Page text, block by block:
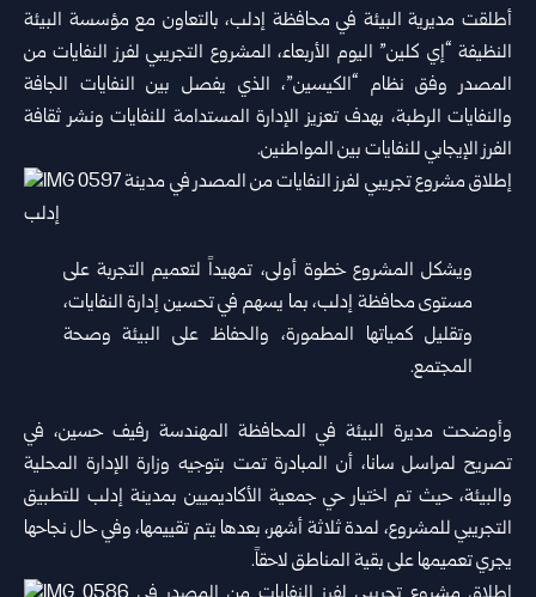
أطلقت مديرية البيئة في محافظة إدلب، بالتعاون مع مؤسسة البيئة
النظيفة “إي كلين” اليوم الأربعاء، المشروع التجريبي لفرز النفايات من
المصدر وفق نظام “الكيسين”، الذي يفصل بين النفايات الجافة
والنفايات الرطبة، بهدف تعزيز الإدارة المستدامة للنفايات ونشر ثقافة
الفرز الإيجابي للنفايات بين المواطنين.
ويشكل المشروع خطوة أولى، تمهيداً لتعميم التجربة على
مستوى محافظة إدلب، بما يسهم في تحسين إدارة النفايات،
وتقليل كمياتها المطمورة، والحفاظ على البيئة وصحة
المجتمع.
وأوضحت مديرة البيئة في المحافظة المهندسة رفيف حسين، في
تصريح لمراسل سانا، أن المبادرة تمت بتوجيه وزارة الإدارة المحلية
والبيئة، حيث تم اختيار حي جمعية الأكاديميين بمدينة إدلب للتطبيق
التجريبي للمشروع، لمدة ثلاثة أشهر، بعدها يتم تقييمها، وفي حال نجاحها
يجري تعميمها على بقية المناطق لاحقاً.